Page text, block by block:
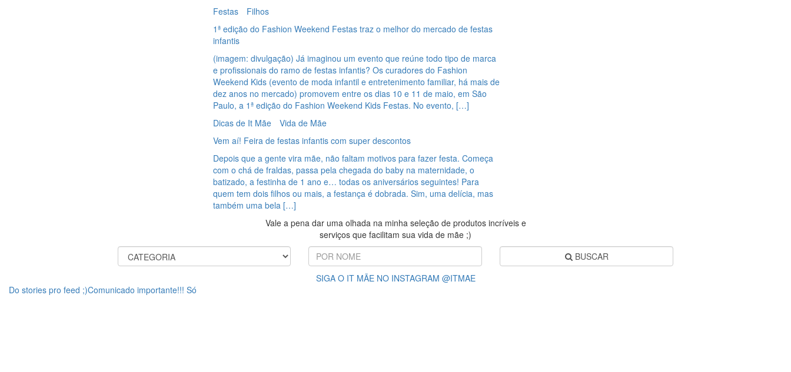
Festas
Filhos
1ª edição do Fashion Weekend Festas traz o melhor do mercado de festas
infantis
(imagem: divulgação) Já imaginou um evento que reúne todo tipo de marca
e profissionais do ramo de festas infantis? Os curadores do Fashion
Weekend Kids (evento de moda infantil e entretenimento familiar, há mais de
dez anos no mercado) promovem entre os dias 10 e 11 de maio, em São
Paulo, a 1ª edição do Fashion Weekend Kids Festas. No evento, […]
Dicas de It Mãe
Vida de Mãe
Vem aí! Feira de festas infantis com super descontos
Depois que a gente vira mãe, não faltam motivos para fazer festa. Começa
com o chá de fraldas, passa pela chegada do baby na maternidade, o
batizado, a festinha de 1 ano e… todas os aniversários seguintes! Para
quem tem dois filhos ou mais, a festança é dobrada. Sim, uma delícia, mas
também uma bela […]
Vale a pena dar uma olhada na minha seleção de produtos incríveis e
serviços que facilitam sua vida de mãe ;)
BUSCAR
SIGA O IT MÃE NO INSTAGRAM @ITMAE
Do stories pro feed ;)Comunicado importante!!! Só